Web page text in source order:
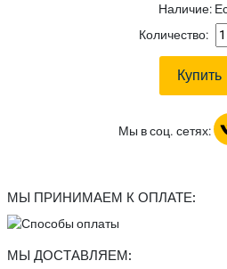
Наличие:
Количество:
Мы в соц. сетях:
МЫ ПРИНИМАЕМ К ОПЛАТЕ:
МЫ ДОСТАВЛЯЕМ: